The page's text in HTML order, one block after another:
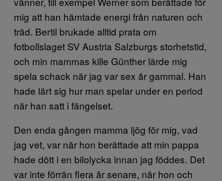
mig att han hämtade energi från naturen och
träd. Bertil brukade alltid prata om
fotbollslaget SV Austria Salzburgs storhetstid,
och min mammas kille Günther lärde mig
spela schack när jag var sex år gammal. Han
hade lärt sig hur man spelar under en period
när han satt i fängelset.
Den enda gången mamma ljög för mig, vad
jag vet, var när hon berättade att min pappa
hade dött i en bilolycka innan jag föddes. Det
var inte förrän flera år senare, när hon och